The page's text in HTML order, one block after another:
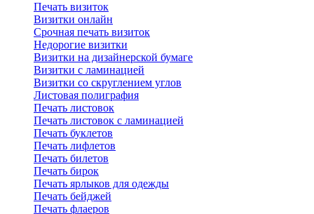
Печать визиток
Визитки онлайн
Срочная печать визиток
Недорогие визитки
Визитки на дизайнерской бумаге
Визитки с ламинацией
Визитки со скруглением углов
Листовая полиграфия
Печать листовок
Печать листовок с ламинацией
Печать буклетов
Печать лифлетов
Печать билетов
Печать бирок
Печать ярлыков для одежды
Печать бейджей
Печать флаеров